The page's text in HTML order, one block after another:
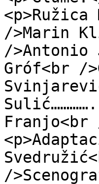
/>Marin
/>Antonio
Gróf<br /
Franjo<br
/